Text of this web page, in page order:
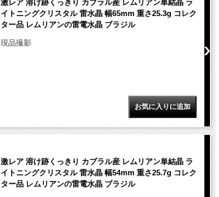
激レア 溶け跡くっきり カブラル産 レムリアン単結晶 ラ
イトニングクリスタル 雷水晶 幅65mm 重さ25.3g コレク
ター品 レムリアンの雷電水晶 ブラジル
現品撮影
激レア 溶け跡くっきり カブラル産 レムリアン単結晶 ラ
イトニングクリスタル 雷水晶 幅54mm 重さ25.7g コレク
ター品 レムリアンの雷電水晶 ブラジル